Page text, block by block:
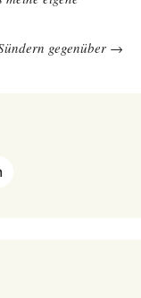
gegenüber →